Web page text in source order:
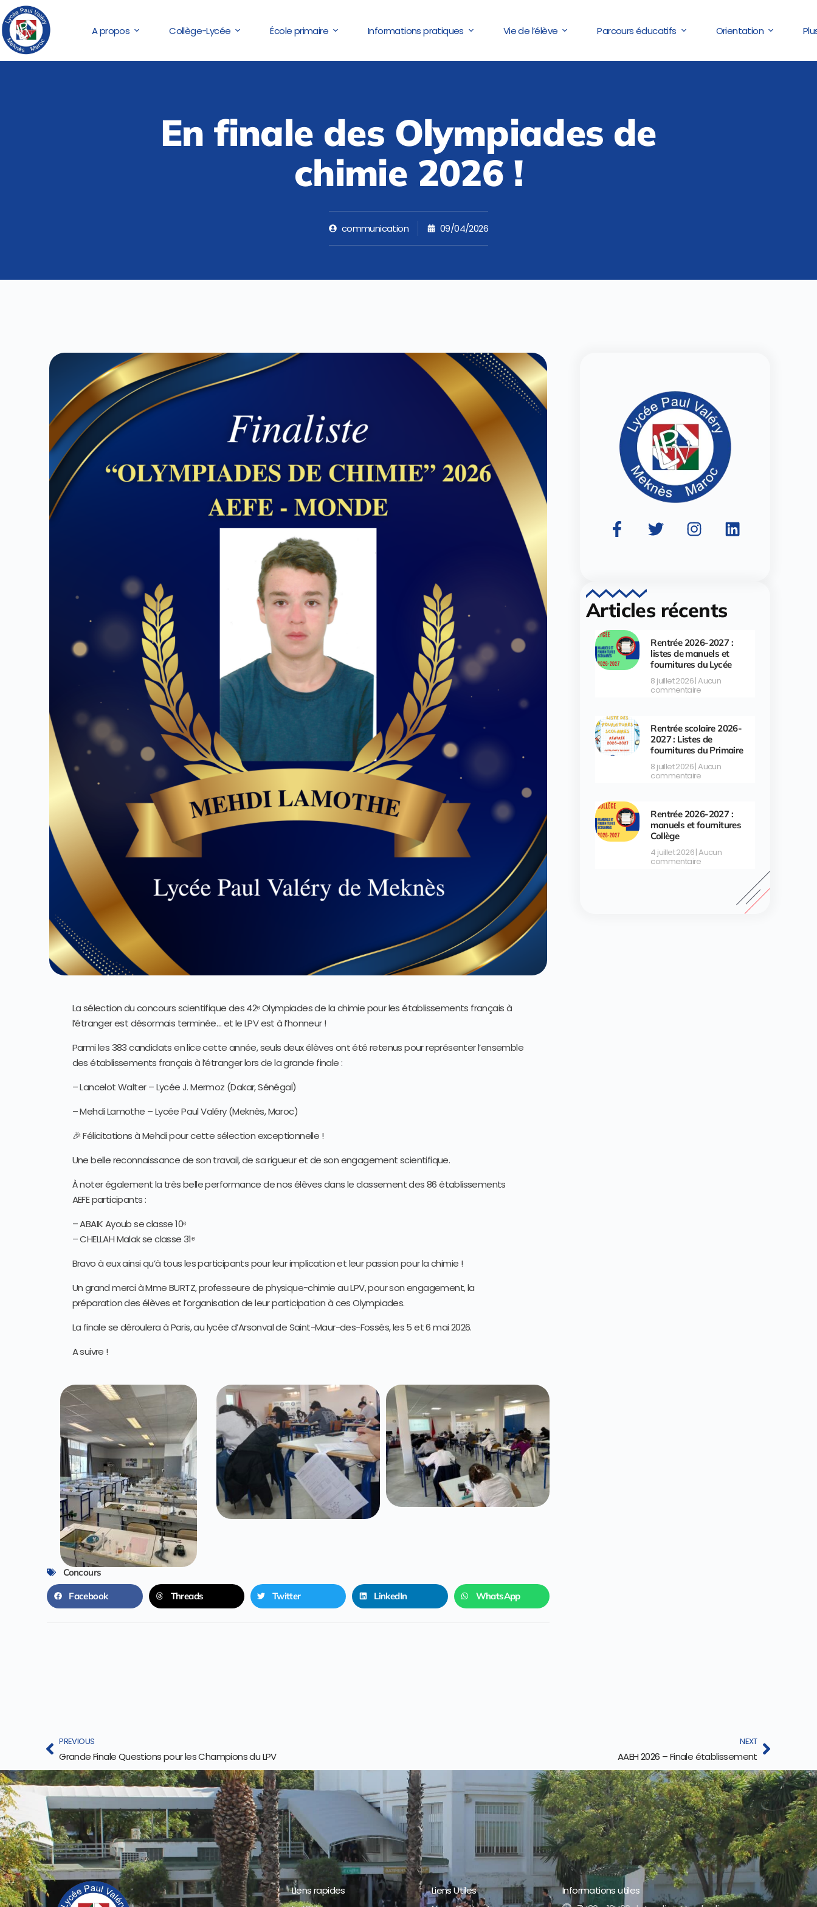
A propos Collège-Lycée École primaire Informations pratiques Vie de l’élève Parcours éducatifs Orientation
En finale des Olympiades de
chimie 2026 !
communication 09/04/2026
La sélection du concours scientifique des 42ᵉ Olympiades de la chimie pour les établissements français à
l’étranger est désormais terminée… et le LPV est à l’honneur !
Parmi les 383 candidats en lice cette année, seuls deux élèves ont été retenus pour représenter l’ensemble
des établissements français à l’étranger lors de la grande finale :
– Lancelot Walter – Lycée J. Mermoz (Dakar, Sénégal)
– Mehdi Lamothe – Lycée Paul Valéry (Meknès, Maroc)
🎉 Félicitations à Mehdi pour cette sélection exceptionnelle !
Une belle reconnaissance de son travail, de sa rigueur et de son engagement scientifique.
À noter également la très belle performance de nos élèves dans le classement des 86 établissements
AEFE participants :
– ABAIK Ayoub se classe 10ᵉ
– CHELLAH Malak se classe 31ᵉ
Bravo à eux ainsi qu’à tous les participants pour leur implication et leur passion pour la chimie !
Un grand merci à Mme BURTZ, professeure de physique-chimie au LPV, pour son engagement, la
préparation des élèves et l’organisation de leur participation à ces Olympiades.
La finale se déroulera à Paris, au lycée d’Arsonval de Saint-Maur-des-Fossés, les 5 et 6 mai 2026.
A suivre !
Concours
Facebook Threads Twitter LinkedIn WhatsApp
Articles récents
Rentrée 2026-2027 :
listes de manuels et
fournitures du Lycée
8 juillet 2026 Aucun
commentaire
Rentrée scolaire 2026-
2027 : Listes de
fournitures du Primaire
8 juillet 2026 Aucun
commentaire
Rentrée 2026-2027 :
manuels et fournitures
Collège
4 juillet 2026 Aucun
commentaire
PREVIOUS
Grande Finale Questions pour les Champions du LPV
NEXT
AAEH 2026 – Finale établissement
LIens rapides
Liens Utiles
Informations utiles